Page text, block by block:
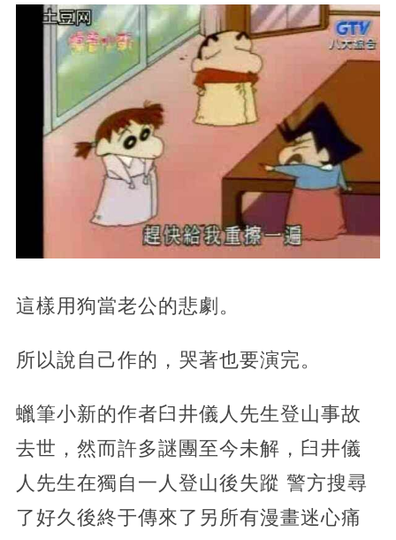
這樣用狗當老公的悲劇。
所以說自己作的，哭著也要演完。
蠟筆小新的作者臼井儀人先生登山事故
去世，然而許多謎團至今未解，臼井儀
人先生在獨自一人登山後失蹤 警方搜尋
了好久後終于傳來了另所有漫畫迷心痛